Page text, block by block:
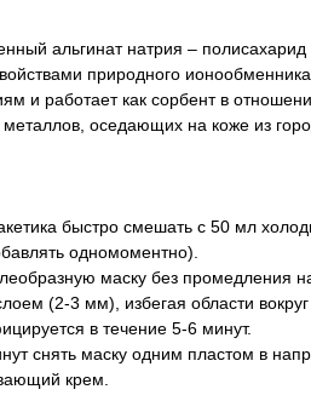
альгинат натрия –
природного
и работает как сорбент в
оседающих на коже из
быстро смешать с 50 мл
одномоментно).
маску без промедления
(2-3 мм), избегая области вокруг
в течение 5-6 минут.
снять маску одним пластом в
крем.